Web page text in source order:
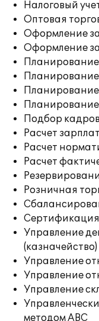
Налоговый
Оптовая
Оформление
Оформление
Планирование
Планирование
Планирование
Подбор кадров
Расчет
Расчет
Расчет
Розничная
Сертификация
Управление
(казначейство)
Управление
Управление
Управление
методом ABC